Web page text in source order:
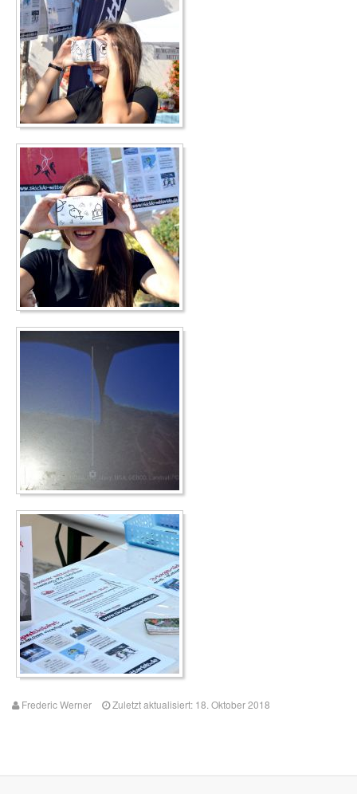
Frederic Werner Zuletzt aktualisiert: 18. Oktober 2018